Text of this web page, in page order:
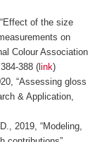
“Effect of the size
on
Colour Association
388 (link)
“Assessing gloss
& Application,
2019, “Modeling,